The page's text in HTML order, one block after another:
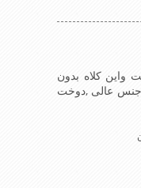
واین کلاه بدون
عالی ,دوخت